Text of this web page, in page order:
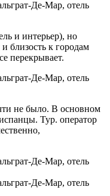
и интерьер), но
близость к городам
перекрывает.
не было. В основном
Тур. оператор